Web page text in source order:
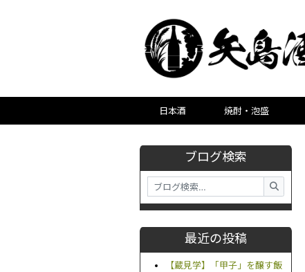
日本酒 焼酎・泡盛
ブログ検索
最近の投稿
【蔵見学】「甲子」を醸す飯